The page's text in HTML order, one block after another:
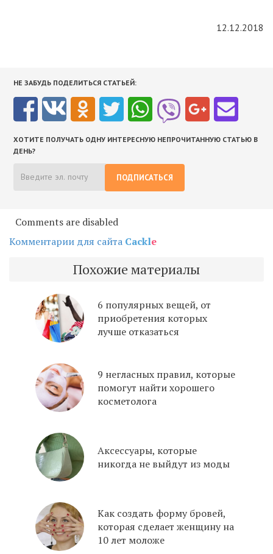
12.12.2018
НЕ ЗАБУДЬ ПОДЕЛИТЬСЯ СТАТЬЕЙ:
ХОТИТЕ ПОЛУЧАТЬ ОДНУ ИНТЕРЕСНУЮ НЕПРОЧИТАННУЮ СТАТЬЮ В
ДЕНЬ?
ПОДПИСАТЬСЯ
Comments are disabled
Комментарии для сайта Cackle
Похожие материалы
6 популярных вещей, от
приобретения которых
лучше отказаться
9 негласных правил, которые
помогут найти хорошего
косметолога
Аксессуары, которые
никогда не выйдут из моды
Как создать форму бровей,
которая сделает женщину на
10 лет моложе